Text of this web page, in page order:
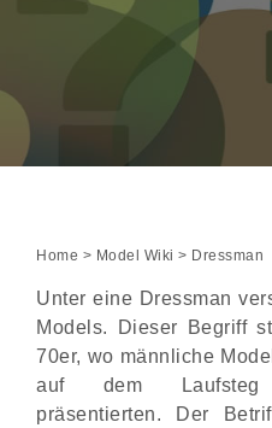
Home > Model Wiki > Dressman
Unter eine Dressman
Models. Dieser Begriff
70er, wo männliche
auf dem Laufsteg
präsentierten. Der